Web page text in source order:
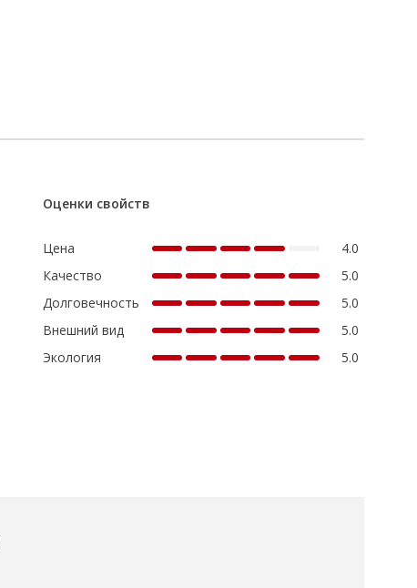
Оценки свойств
Цена
4.0
Качество
5.0
Долговечность
5.0
Внешний вид
5.0
Экология
5.0